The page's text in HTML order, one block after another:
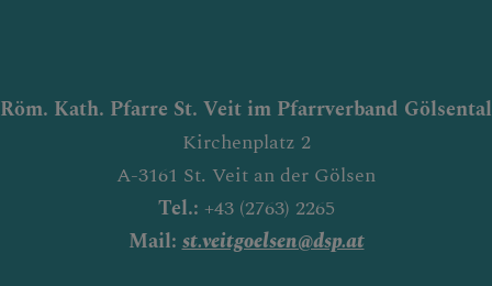
Röm. Kath. Pfarre St. Veit im Pfarrverband Gölsental
Kirchenplatz 2
A-3161 St. Veit an der Gölsen
Tel.: +43 (2763) 2265
Mail: st.veitgoelsen@dsp.at